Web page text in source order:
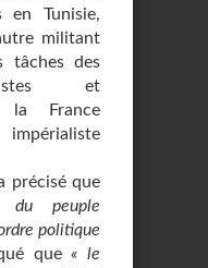
en Tunisie,
militant
tâches des
et
la France
précisé que
du peuple
politique
que« le